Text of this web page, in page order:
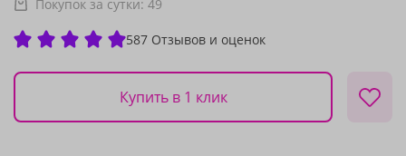
Покупок за сутки: 49
587 Отзывов и оценок
Купить в 1 клик